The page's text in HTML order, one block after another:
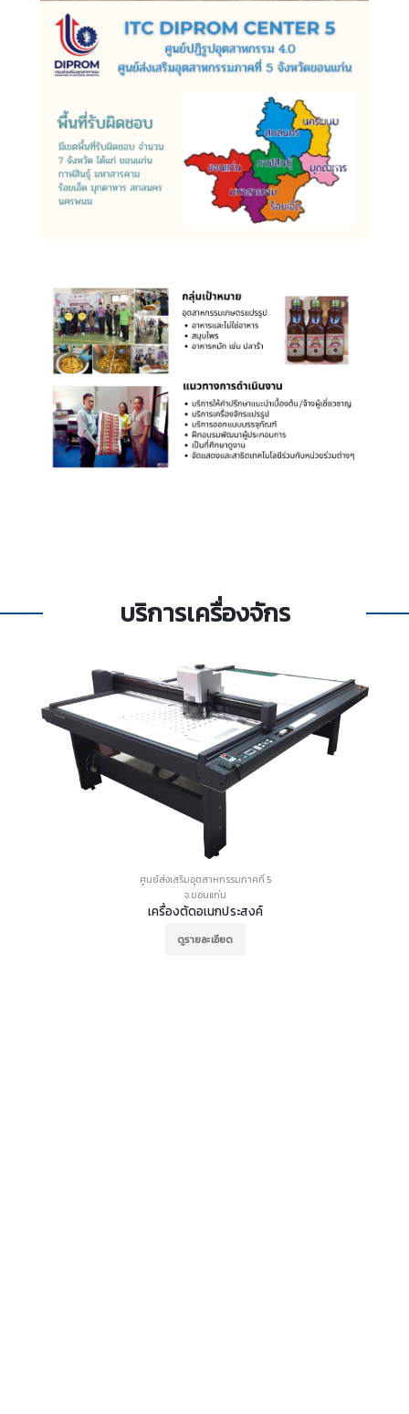
บริการเครื่องจักร
ศูนย์ส่งเสริมอุตสาหกรรมภาคที่ 5
จ.ขอนแก่น
เครื่องตัดอเนกประสงค์
ดูรายละเอียด